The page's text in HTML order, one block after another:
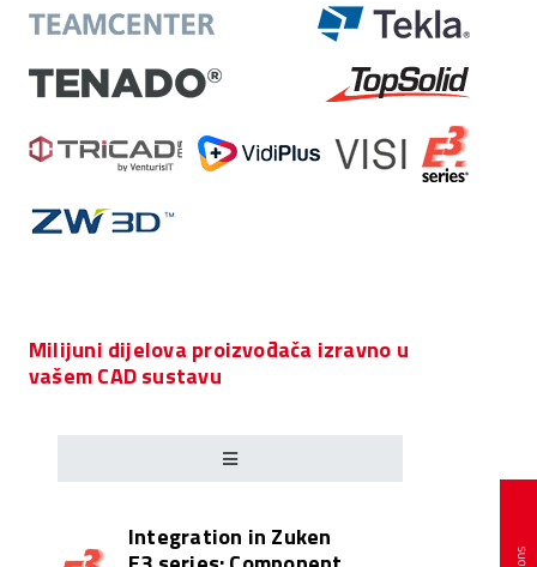
Milijuni dijelova proizvođača izravno u
vašem CAD sustavu
Integration in Zuken